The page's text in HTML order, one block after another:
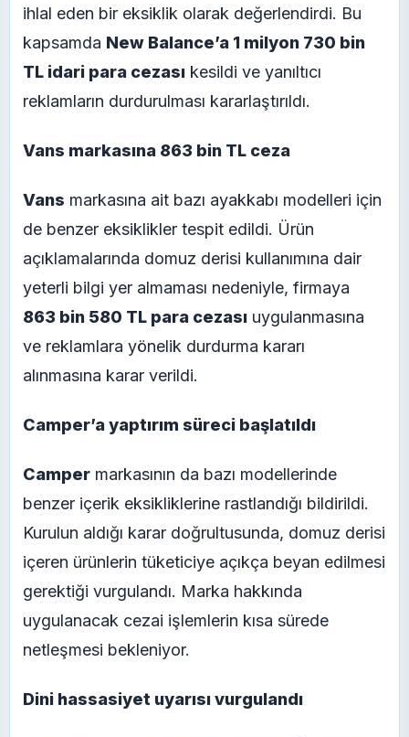
ihlal eden bir eksiklik olarak değerlendirdi. Bu
kapsamda New Balance’a 1 milyon 730 bin
TL idari para cezası kesildi ve yanıltıcı
reklamların durdurulması kararlaştırıldı.
Vans markasına 863 bin TL ceza
Vans markasına ait bazı ayakkabı modelleri için
de benzer eksiklikler tespit edildi. Ürün
açıklamalarında domuz derisi kullanımına dair
yeterli bilgi yer almaması nedeniyle, firmaya
863 bin 580 TL para cezası uygulanmasına
ve reklamlara yönelik durdurma kararı
alınmasına karar verildi.
Camper’a yaptırım süreci başlatıldı
Camper markasının da bazı modellerinde
benzer içerik eksikliklerine rastlandığı bildirildi.
Kurulun aldığı karar doğrultusunda, domuz derisi
içeren ürünlerin tüketiciye açıkça beyan edilmesi
gerektiği vurgulandı. Marka hakkında
uygulanacak cezai işlemlerin kısa sürede
netleşmesi bekleniyor.
Dini hassasiyet uyarısı vurgulandı